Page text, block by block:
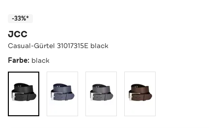
-33%*
JCC
Casual-Gürtel 31017315E black
Farbe: black